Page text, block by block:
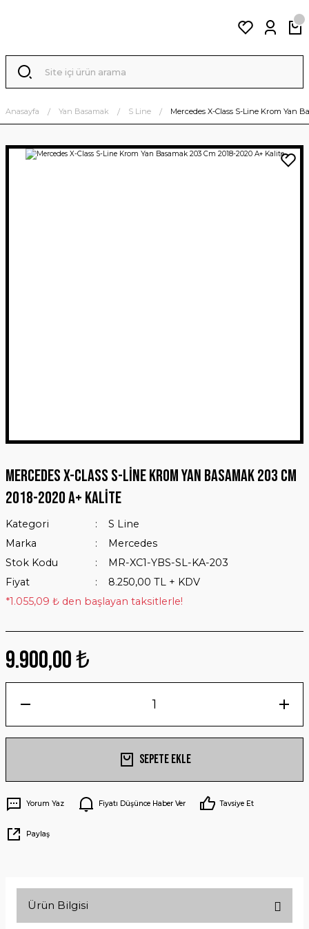
Anasayfa Yan Basamak S Line Mercedes X-Class S-Line Krom Yan
Mercedes X-Class S-Line Krom Yan Basamak 203 Cm
2018-2020 A+ Kalite
Kategori
S Line
Marka
Mercedes
Stok Kodu
MR-XC1-YBS-SL-KA-203
Fiyat
8.250,00 TL + KDV
*1.055,09 ₺ den başlayan taksitlerle!
9.900,00 ₺
Sepete Ekle
Yorum Yaz Fiyatı Düşünce Haber Ver Tavsiye Et
Paylaş
Ürün Bilgisi